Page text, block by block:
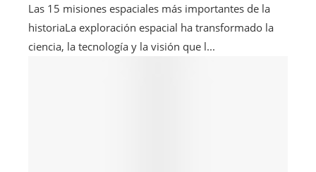
Las 15 misiones espaciales más importantes de la
historiaLa exploración espacial ha transformado la
ciencia, la tecnología y la visión que l...